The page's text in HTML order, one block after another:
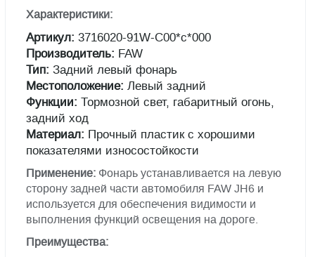
Характеристики:
Артикул: 3716020-91W-C00*c*000
Производитель: FAW
Тип: Задний левый фонарь
Местоположение: Левый задний
Функции: Тормозной свет, габаритный огонь,
задний ход
Материал: Прочный пластик с хорошими
показателями износостойкости
Применение: Фонарь устанавливается на левую
сторону задней части автомобиля FAW JH6 и
используется для обеспечения видимости и
выполнения функций освещения на дороге.
Преимущества: